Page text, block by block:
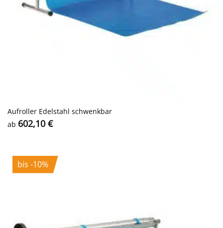
Aufroller Edelstahl schwenkbar
ab 602,10 €
bis -10%